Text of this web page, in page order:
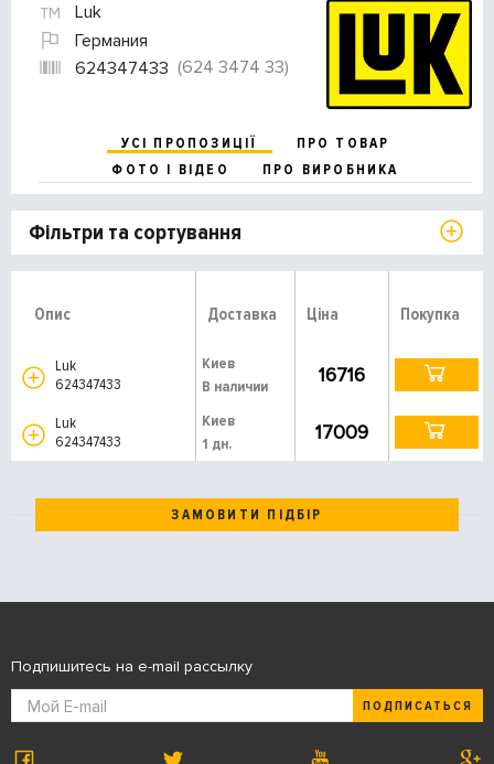
Luk
Германия
624347433 (624 3474 33)
УСІ ПРОПОЗИЦІЇ
ПРО ТОВАР
ФОТО І ВІДЕО
ПРО ВИРОБНИКА
Фільтри та сортування
Опис Доставка Ціна Покупка
Luk
624347433
Киев
В наличии
16716
Luk
624347433
Киев
1 дн.
17009
ЗАМОВИТИ ПІДБІР
Подпишитесь на e-mail рассылку
ПОДПИСАТЬСЯ